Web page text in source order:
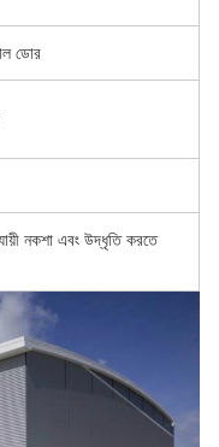
ডোর
নকশা এবং উদ্ধৃতি করতে